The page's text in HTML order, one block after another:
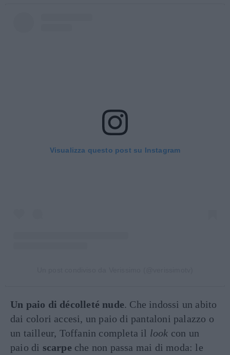
Visualizza questo post su Instagram
Un paio di décolleté nude. Che indossi un abito
dai colori accesi, un paio di pantaloni palazzo o
un tailleur, Toffanin completa il look con un
paio di scarpe che non passa mai di moda: le